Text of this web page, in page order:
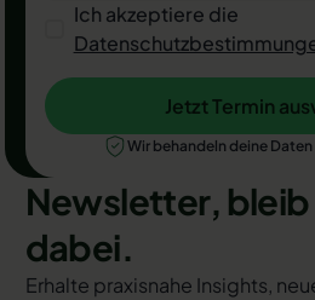
Ich akzeptiere die
Jetzt Termin auswählen
Jetzt Termin
Wir behandeln deine
Newsletter,
dabei.
Erhalte praxisnahe Insights,